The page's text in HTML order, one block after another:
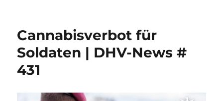
Cannabisverbot für
Soldaten | DHV-News #
431